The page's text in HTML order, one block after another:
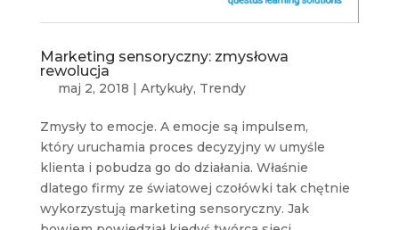
Marketing sensoryczny: zmysłowa
rewolucja
maj 2, 2018 | Artykuły, Trendy
Zmysły to emocje. A emocje są impulsem,
który uruchamia proces decyzyjny w umyśle
klienta i pobudza go do działania. Właśnie
dlatego firmy ze światowej czołówki tak chętnie
wykorzystują marketing sensoryczny. Jak